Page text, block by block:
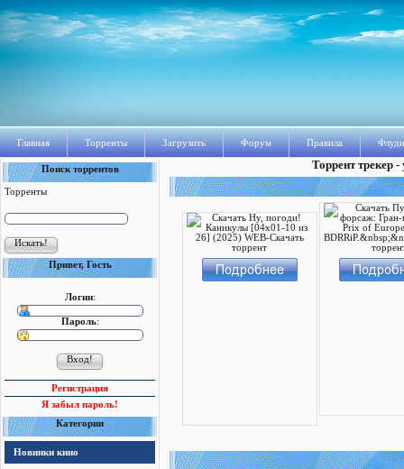
Главная Торренты Загрузить Форум Правила
Поиск торрентов
Торренты
Привет, Гость
Логин:
Пароль:
Регистрация
Я забыл пароль!
Категории
Новинки кино
Торрент трекер